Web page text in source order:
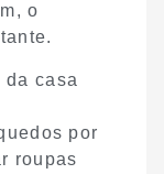
o
casa
por
roupas